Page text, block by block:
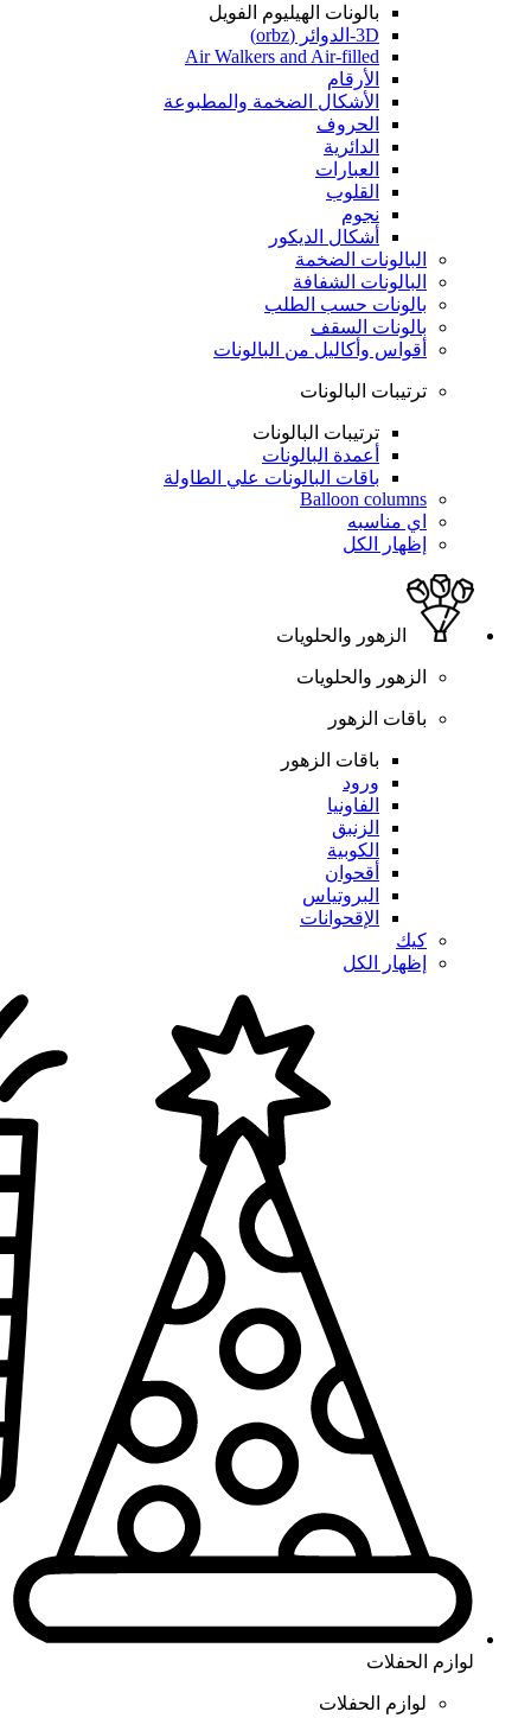
بالونات الهيليوم الفويل
3D-الدوائر (orbz)
Air Walkers and Air-filled
الأرقام
الأشكال الضخمة والمطبوعة
الحروف
الدائرية
العبارات
القلوب
نجوم
أشكال الديكور
البالونات الضخمة
البالونات الشفافة
بالونات حسب الطلب
بالونات السقف
أقواس وأكاليل من البالونات
ترتيبات البالونات
ترتيبات البالونات
أعمدة البالونات
باقات البالونات علي الطاولة
Balloon columns
اي مناسبه
إظهار الكل
الزهور والحلويات
الزهور والحلويات
باقات الزهور
باقات الزهور
ورود
الفاونيا
الزنبق
الكوبية
أقحوان
البروتياس
الإقحوانات
كيك
إظهار الكل
لوازم الحفلات
لوازم الحفلات